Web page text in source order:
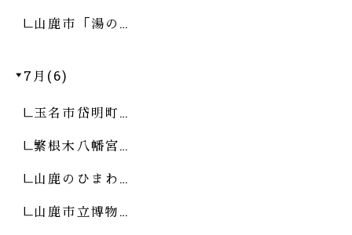
山鹿市「湯の…
7月(6)
玉名市岱明町…
繁根木八幡宮…
山鹿のひまわ…
山鹿市立博物…